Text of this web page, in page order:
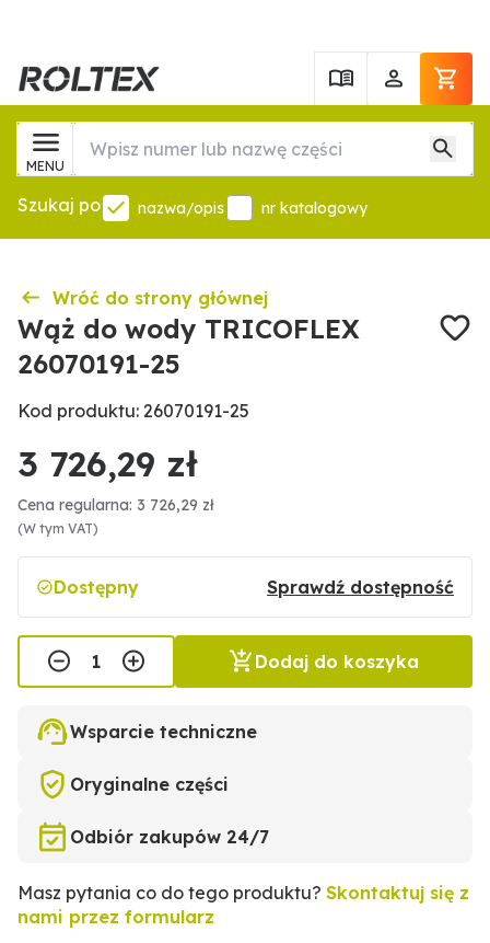
MENU
Szukaj po nazwa/opis nr katalogowy
Wróć do strony głównej
Wąż do wody TRICOFLEX
26070191-25
Kod produktu: 26070191-25
3 726,29 zł
Cena regularna: 3 726,29 zł
(W tym VAT)
Dostępny Sprawdź dostępność
Dodaj do koszyka
Wsparcie techniczne
Oryginalne części
Odbiór zakupów 24/7
Masz pytania co do tego produktu? Skontaktuj się z
nami przez formularz